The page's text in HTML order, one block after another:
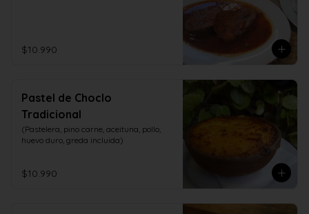
$10.990
Pastel de Choclo
Tradicional
(Pastelera, pino carne, aceituna, pollo,
huevo duro, greda incluida)
$10.990